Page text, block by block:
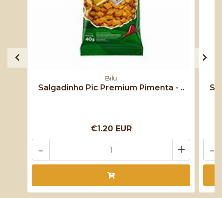
Bilu
Salgadinho Pic Premium Pimenta - ..
€1.20 EUR
+
- -